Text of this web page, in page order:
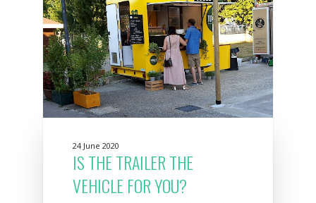
24 June 2020
IS THE TRAILER THE
VEHICLE FOR YOU?